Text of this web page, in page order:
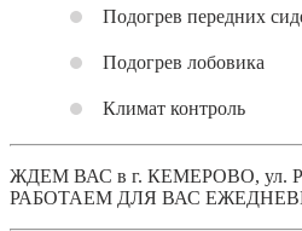
Подогрев передних
Подогрев лобовика
Климат контроль
ЖДЕМ ВАС в г. КЕМЕРОВО, ул.
РАБОТАЕМ ДЛЯ ВАС